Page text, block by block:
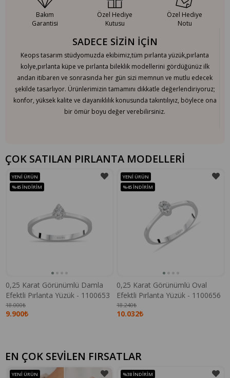
SADECE SİZİN İÇİN
Keops tasarım stüdyomuzda ekibimiz,tüm pırlanta yüzük,pırlanta
kolye,pırlanta küpe ve pırlanta bileklik modellerini gördüğünüz ilk
andan itibaren ve sonrasında her gün sizi memnun ve mutlu edecek
şekilde tasarlıyor. Ürünlerimizin tamamını dikkatle değerlendiriyoruz;
konfor, yüksek kalite ve dayanıklılık konusunda takıntılıyız, böylece ona
bir ömür boyu değer verebilirsiniz.
Bakım
Garantisi
Özel Hediye
Kutusu
Özel Hediye
Notu
ÇOK SATILAN PIRLANTA MODELLERİ
0,25 Karat Görünümlü Damla
Efektli Pırlanta Yüzük - 1100653
9.900₺
18.000₺
YENI ÜRÜN
%45 İNDIRIM
0,25 Karat Görünümlü Oval
Efektli Pırlanta Yüzük - 1100656
10.032₺
18.240₺
YENI ÜRÜN
%45 İNDIRIM
EN ÇOK SEVİLEN FIRSATLAR
YENI ÜRÜN
%38 İNDIRIM